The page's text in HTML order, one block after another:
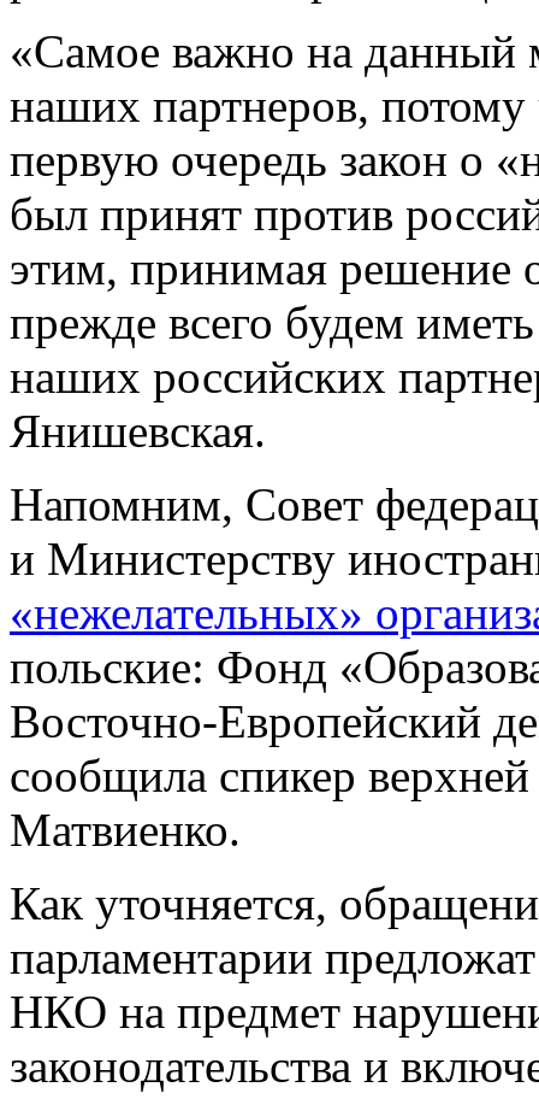
«Самое важно на данный
наших партнеров, потому
первую очередь закон о
был принят против
этим, принимая решение
прежде всего будем
наших российских
Янишевская.
Напомним, Совет
и Министерству
«нежелательных»
польские: Фонд
Восточно-Европейский
сообщила спикер
Матвиенко.
Как уточняется,
парламентарии
НКО на предмет
законодательства и